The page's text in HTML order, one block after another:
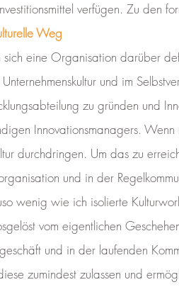
verfügen. Zu den
Weg
eine Organisation darüber
und im
zu gründen und
Innovationsmanagers.
durchdringen. Um das zu
und in der
wenig wie ich isolierte
vom eigentlichen
und in der laufenden
zumindest zulassen und